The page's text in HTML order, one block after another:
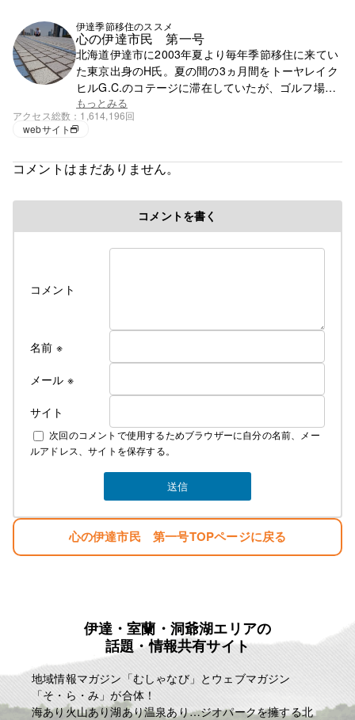
伊達季節移住のススメ
心の伊達市民 第一号
北海道伊達市に2003年夏より毎年季節移住に来てい
た東京出身のH氏。夏の間の3ヵ月間をトーヤレイク
ヒルG.C.のコテージに滞在していたが、ゴルフ場の
閉鎖で滞在先を失う。それ以降は行く先が無く、都
心で徘徊の毎日。
もっとみる
アクセス総数
1,614,196回
webサイト
コメントはまだありません。
コメントを書く
コメント
名前 ※
メール ※
サイト
次回のコメントで使用するためブラウザーに自分の名前、メー
ルアドレス、サイトを保存する。
心の伊達市民 第一号TOPページに戻る
伊達・室蘭・洞爺湖エリアの
話題・情報共有サイト
地域情報マガジン「むしゃなび」とウェブマガジン
「そ・ら・み」が合体！
海あり火山あり湖あり温泉あり…ジオパークを擁する北